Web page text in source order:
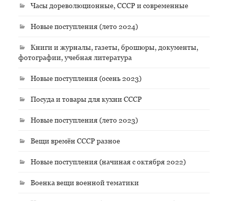
Часы дореволюционные, СССР и современные
Новые поступления (лето 2024)
Книги и журналы, газеты, брошюры, документы,
фотографии, учебная литература
Новые поступления (осень 2023)
Посуда и товары для кухни СССР
Новые поступления (лето 2023)
Вещи времён СССР разное
Новые поступления (начиная с октября 2022)
Военка вещи военной тематики